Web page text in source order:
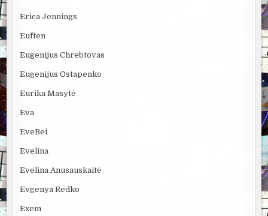
Erica Jennings
Euften
Eugenijus Chrebtovas
Eugenijus Ostapenko
Eurika Masytė
Eva
EveBei
Evelina
Evelina Anusauskaitė
Evgenya Redko
Exem